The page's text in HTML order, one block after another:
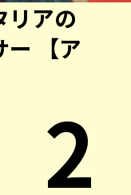
リアの
ー 【ア
2